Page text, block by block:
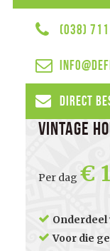
(038)
Direct
Vintage
Per dag
Voor die